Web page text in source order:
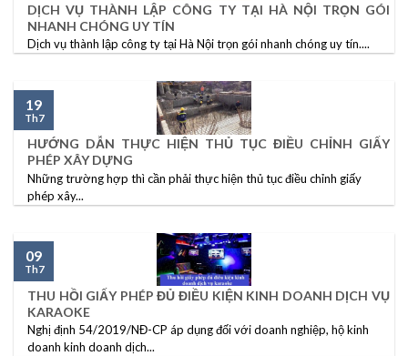
DỊCH VỤ THÀNH LẬP CÔNG TY TẠI HÀ NỘI TRỌN GÓI
NHANH CHÓNG UY TÍN
Dịch vụ thành lập công ty tại Hà Nội trọn gói nhanh chóng uy tín....
HƯỚNG DẪN THỰC HIỆN THỦ TỤC ĐIỀU CHỈNH GIẤY
PHÉP XÂY DỰNG
Những trường hợp thì cần phải thực hiện thủ tục điều chỉnh giấy
phép xây...
19
Th7
THU HỒI GIẤY PHÉP ĐỦ ĐIỀU KIỆN KINH DOANH DỊCH VỤ
KARAOKE
Nghị định 54/2019/NĐ-CP áp dụng đối với doanh nghiệp, hộ kinh
doanh kinh doanh dịch...
09
Th7